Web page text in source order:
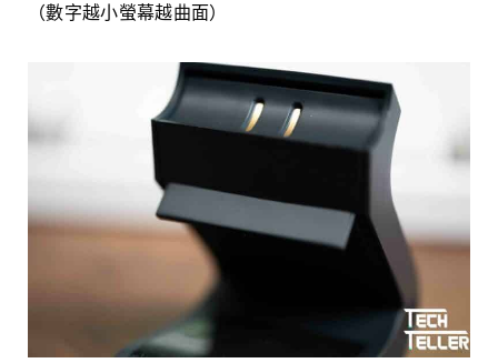
（數字越小螢幕越曲面）